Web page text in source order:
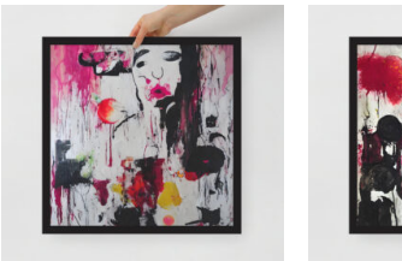
Rango
de
precios:
desde
23,00 €
hasta
42,00 €